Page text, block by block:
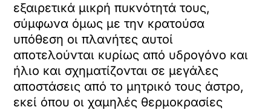
εξαιρετικά μικρή πυκνότητά τους,
σύμφωνα όμως με την κρατούσα
υπόθεση οι πλανήτες αυτοί
αποτελούνται κυρίως από υδρογόνο και
ήλιο και σχηματίζονται σε μεγάλες
αποστάσεις από το μητρικό τους άστρο,
εκεί όπου οι χαμηλές θερμοκρασίες